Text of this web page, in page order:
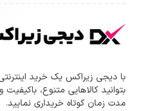
با دیجی زیراکس یک خرید
بتوانید کالاهایی متنوع،
مدت زمان کوتاه خریداری نمایید.